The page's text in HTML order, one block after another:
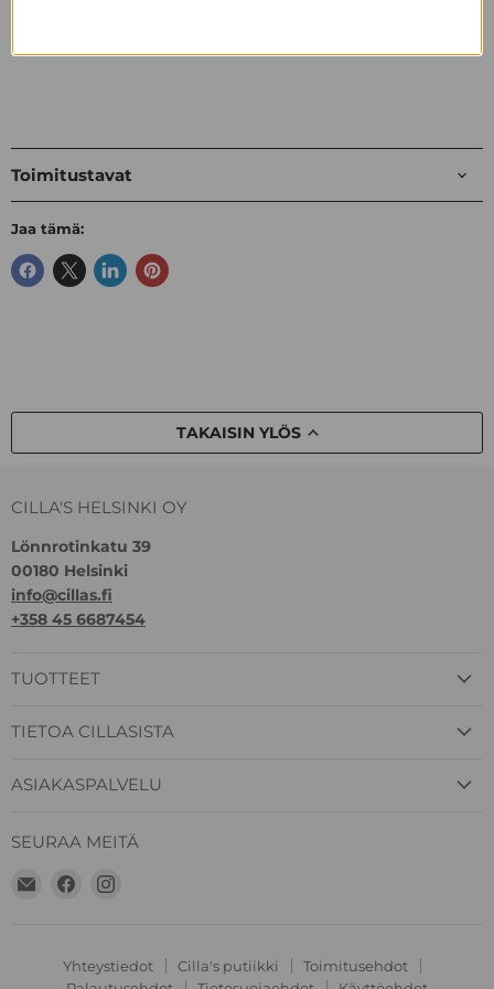
Toimitustavat
Jaa tämä:
TAKAISIN YLÖS
CILLA'S HELSINKI OY
Lönnrotinkatu 39
00180 Helsinki
info@cillas.fi
+358 45 6687454
TUOTTEET
TIETOA CILLASISTA
ASIAKASPALVELU
SEURAA MEITÄ
Löydä
Löydä
Yhteystiedot Cilla's putiikki
Toimitusehdot